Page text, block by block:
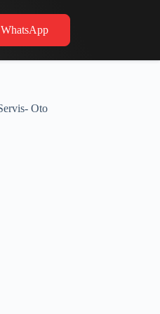
WhatsApp